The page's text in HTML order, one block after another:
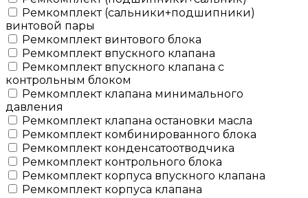
Ремкомплект (сальники+подшипники)
винтовой пары
Ремкомплект винтового блока
Ремкомплект впускного клапана
Ремкомплект впускного клапана с
контрольным блоком
Ремкомплект клапана минимального
давления
Ремкомплект клапана остановки масла
Ремкомплект комбинированного блока
Ремкомплект конденсатоотводчика
Ремкомплект контрольного блока
Ремкомплект корпуса впускного клапана
Ремкомплект корпуса клапана